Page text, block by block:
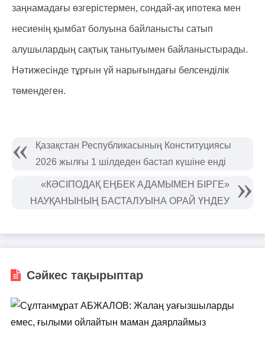
заңнамадағы өзгерістермен, сондай-ақ ипотека мен
несиенің қымбат болуына байланысты сатып
алушылардың сақтық танытуымен байланыстырады.
Нәтижесінде тұрғын үй нарығындағы белсенділік
төмендеген.
Қазақстан Республикасының Конституциясы
2026 жылғы 1 шілдеден бастап күшіне енді
«КӘСІПОДАҚ ЕҢБЕК АДАМЫМЕН БІРГЕ»
НАУҚАНЫНЫҢ БАСТАЛУЫНА ОРАЙ ҮНДЕУ
Сәйкес тақырыптар